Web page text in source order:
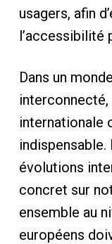
usagers, afin
l’accessibilité
Dans un
internationale
indispensable.
évolutions
concret sur
ensemble au
européens